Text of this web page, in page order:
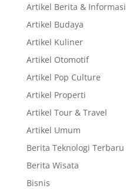
Artikel Berita & Informasi
Artikel Budaya
Artikel Kuliner
Artikel Otomotif
Artikel Pop Culture
Artikel Properti
Artikel Tour & Travel
Artikel Umum
Berita Teknologi Terbaru
Berita Wisata
Bisnis